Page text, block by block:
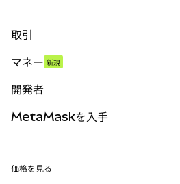
取引
パーペチュアル
RWA
マネー 新規
開発者
MetaMaskを入手
価格を見る